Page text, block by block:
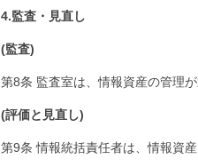
4.監査・見直し
(監査)
第8条 監査室は、情報資産の管理
(評価と見直し)
第9条 情報統括責任者は、情報資